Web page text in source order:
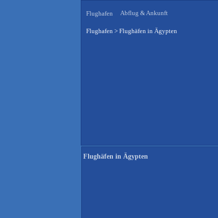
Flughafen Abflug & Ankunft
Flughafen > Flughäfen in Ägypten
Flughäfen in Ägypten